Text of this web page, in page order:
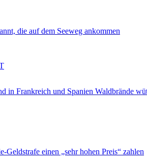
die auf dem Seeweg ankommen
in Frankreich und Spanien Waldbrände
einen „sehr hohen Preis“ zahlen